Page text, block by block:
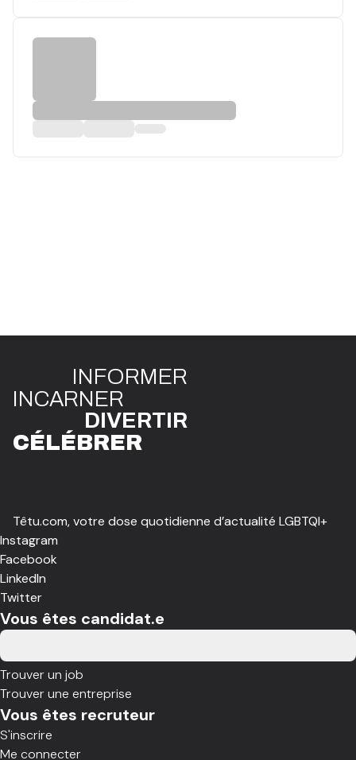
INFORMER
INCARNER
DIVERTIR
CÉLÉBRER
Têtu.com, votre dose quotidienne d’actualité LGBTQI+
Instagram
Facebook
LinkedIn
Twitter
Vous êtes candidat.e
Trouver un job
Trouver une entreprise
Vous êtes recruteur
S'inscrire
Me connecter